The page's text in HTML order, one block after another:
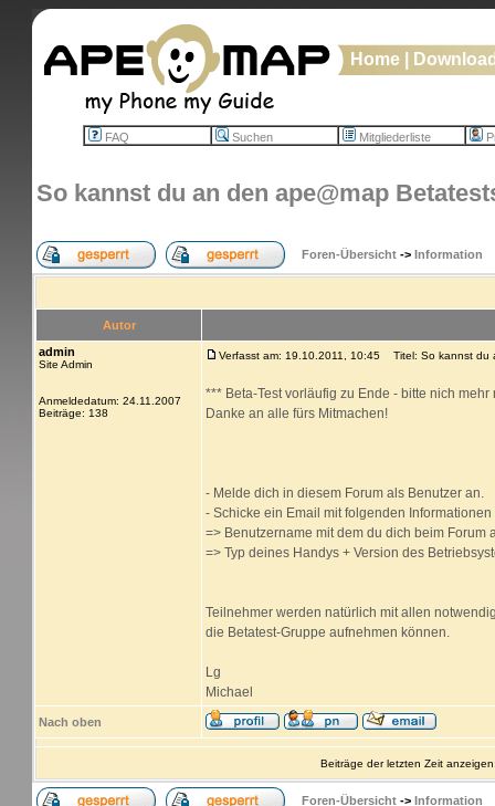
Home
FAQ Suchen Mitgliederliste
So kannst du an den ape@map
Foren-Übersicht -> Information
Autor
admin
Site Admin
Anmeldedatum: 24.11.2007
Beiträge: 138
Verfasst am: 19.10.2011, 10:45 Titel: So kannst du
*** Beta-Test vorläufig zu Ende - bitte nich mehr
Danke an alle fürs Mitmachen!
- Melde dich in diesem Forum als Benutzer an.
- Schicke ein Email mit folgenden
=> Benutzername mit dem du dich beim Forum
=> Typ deines Handys + Version des
Teilnehmer werden natürlich mit allen
die Betatest-Gruppe aufnehmen können.
Lg
Michael
Nach oben
Beiträge der letzten Zeit
Foren-Übersicht -> Information